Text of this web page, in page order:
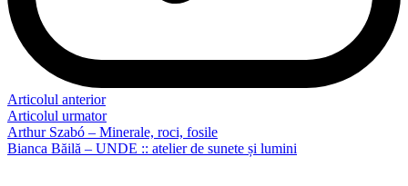
Articolul anterior
Articolul urmator
Arthur Szabó – Minerale, roci, fosile
Bianca Băilă – UNDE :: atelier de sunete și lumini